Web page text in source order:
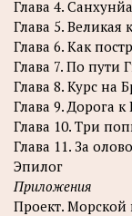
Глава 4.
Глава 5. Великая
Глава 6. Как
Глава 7. По пути
Глава 8. Курс на
Глава 9. Дорога
Глава 10. Три
Глава 11. За
Эпилог
Приложения
Проект. Морской